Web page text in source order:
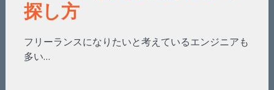
探し方
フリーランスになりたいと考えているエンジニアも
多い…